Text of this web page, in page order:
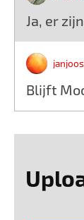
Ja, er
Blijft